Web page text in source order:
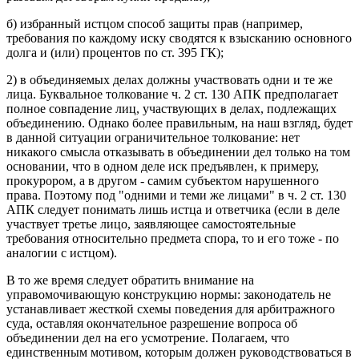
б) избранный истцом способ защиты прав (например,
требования по каждому иску сводятся к взысканию основного
долга и (или) процентов по ст. 395 ГК);
2) в объединяемых делах должны участвовать одни и те же
лица. Буквальное толкование ч. 2 ст. 130 АПК предполагает
полное совпадение лиц, участвующих в делах, подлежащих
объединению. Однако более правильным, на наш взгляд, будет
в данной ситуации ограничительное толкование: нет
никакого смысла отказывать в объединении дел только на том
основании, что в одном деле иск предъявлен, к примеру,
прокурором, а в другом - самим субъектом нарушенного
права. Поэтому под "одними и теми же лицами" в ч. 2 ст. 130
АПК следует понимать лишь истца и ответчика (если в деле
участвует третье лицо, заявляющее самостоятельные
требования относительно предмета спора, то и его тоже - по
аналогии с истцом).
В то же время следует обратить внимание на
управомочивающую конструкцию нормы: законодатель не
устанавливает жесткой схемы поведения для арбитражного
суда, оставляя окончательное разрешение вопроса об
объединении дел на его усмотрение. Полагаем, что
единственным мотивом, которым должен руководствоваться в